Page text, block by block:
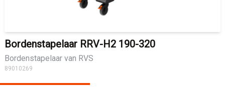
Bordenstapelaar RRV-H2 190-320
Bordenstapelaar van RVS
89010269